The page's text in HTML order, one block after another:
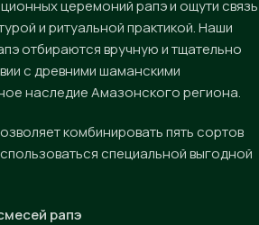
церемоний рапэ и ощути связь
и ритуальной практикой. Наши
отбираются вручную и тщательно
с древними шаманскими
наследие Амазонского региона.
комбинировать пять сортов
специальной выгодной
рапэ